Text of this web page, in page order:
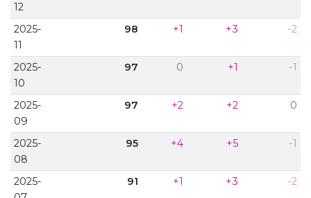
12
2025-
11
98 +1 +3 -2
2025-
10
97 0 +1 -1
2025-
09
97 +2 +2 0
2025-
08
95 +4 +5 -1
2025-
91 +1 +3 -2